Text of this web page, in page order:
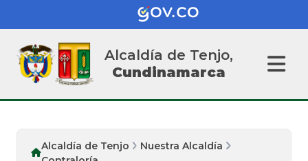
Alcaldía de Tenjo,
Cundinamarca
Alcaldía de Tenjo
Nuestra Alcaldía